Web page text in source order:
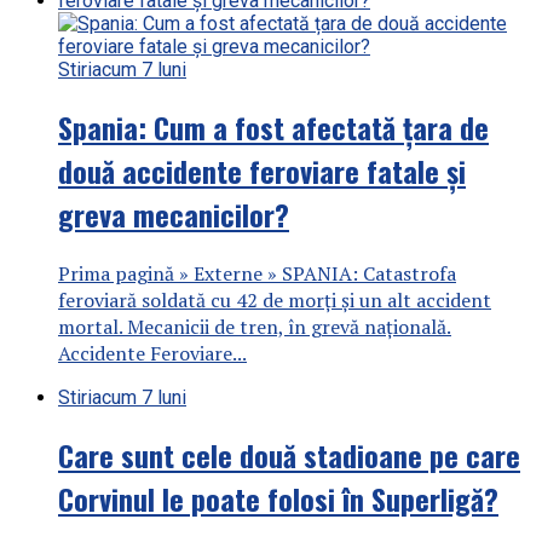
Stiriacum 7 luni
Spania: Cum a fost afectată țara de
două accidente feroviare fatale și
greva mecanicilor?
Prima pagină » Externe » SPANIA: Catastrofa
feroviară soldată cu 42 de morți și un alt accident
mortal. Mecanicii de tren, în grevă națională.
Accidente Feroviare...
Stiriacum 7 luni
Care sunt cele două stadioane pe care
Corvinul le poate folosi în Superligă?